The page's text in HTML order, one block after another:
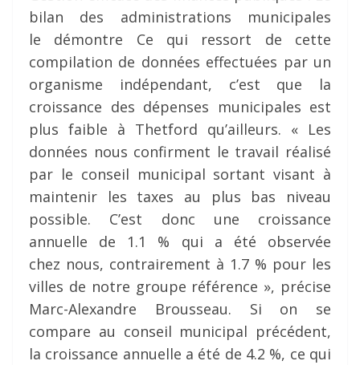
bilan des administrations municipales
le démontre Ce qui ressort de cette
compilation de données effectuées par un
organisme indépendant, c’est que la
croissance des dépenses municipales est
plus faible à Thetford qu’ailleurs. « Les
données nous confirment le travail réalisé
par le conseil municipal sortant visant à
maintenir les taxes au plus bas niveau
possible. C’est donc une croissance
annuelle de 1.1 % qui a été observée
chez nous, contrairement à 1.7 % pour les
villes de notre groupe référence », précise
Marc-Alexandre Brousseau. Si on se
compare au conseil municipal précédent,
la croissance annuelle a été de 4.2 %, ce qui